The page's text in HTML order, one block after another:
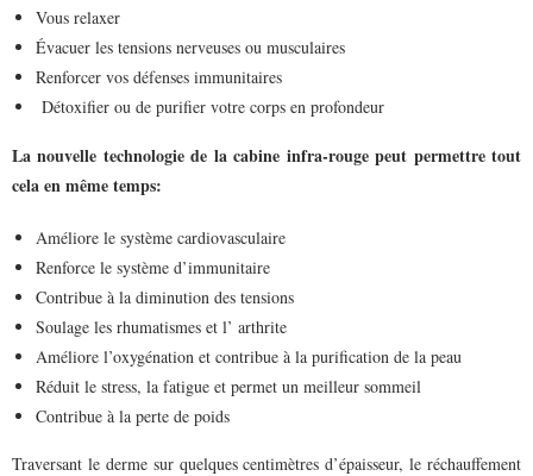
Vous relaxer
Évacuer les tensions nerveuses ou musculaires
Renforcer vos défenses immunitaires
Détoxifier ou de purifier votre corps en profondeur
La nouvelle technologie de la cabine infra-rouge peut permettre tout
cela en même temps:
Améliore le système cardiovasculaire
Renforce le système d’immunitaire
Contribue à la diminution des tensions
Soulage les rhumatismes et l’ arthrite
Améliore l’oxygénation et contribue à la purification de la peau
Réduit le stress, la fatigue et permet un meilleur sommeil
Contribue à la perte de poids
Traversant le derme sur quelques centimètres d’épaisseur, le réchauffement